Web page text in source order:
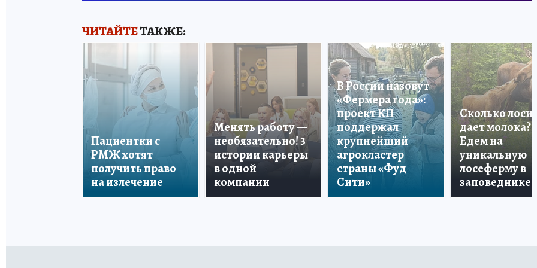
ЧИТАЙТЕТАКЖЕ:
Пациентки с
РМЖ хотят
получить право
на излечение
Менять работу —
необязательно! 3
истории карьеры
в одной
компании
В России назовут
«Фермера года»:
проект КП
поддержал
крупнейший
агрокластер
страны «Фуд
Сити»
Сколько лосиха
дает молока?
Едем на
уникальную
лосеферму в
заповеднике!